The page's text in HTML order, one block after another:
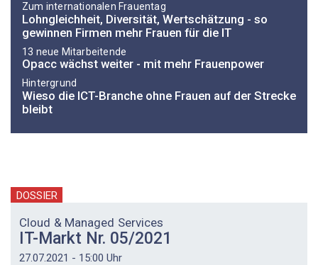
Zum internationalen Frauentag
Lohngleichheit, Diversität, Wertschätzung - so
gewinnen Firmen mehr Frauen für die IT
13 neue Mitarbeitende
Opacc wächst weiter - mit mehr Frauenpower
Hintergrund
Wieso die ICT-Branche ohne Frauen auf der Strecke
bleibt
DOSSIER
Cloud & Managed Services
IT-Markt Nr. 05/2021
27.07.2021 - 15:00 Uhr